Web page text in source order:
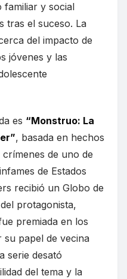
familiar y social
tras el suceso. La
del impacto de
jóvenes y las
es “Monstruo: La
, basada en hechos
de uno de
de Estados
recibió un Globo de
protagonista,
premiada en los
su papel de vecina
serie desató
del tema y la